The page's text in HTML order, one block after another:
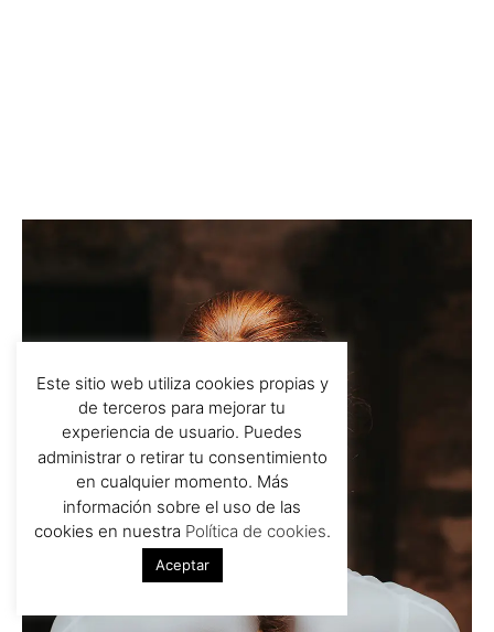
Este sitio web utiliza cookies propias y
de terceros para mejorar tu
experiencia de usuario. Puedes
administrar o retirar tu consentimiento
en cualquier momento. Más
información sobre el uso de las
cookies en nuestra Política de cookies.
Aceptar